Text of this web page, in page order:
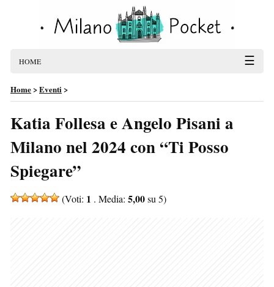
HOME ☰
Home>Eventi>
Katia Follesa e Angelo Pisani a
Milano nel 2024 con “Ti Posso
Spiegare”
(Voti: 1 . Media: 5,00su 5)